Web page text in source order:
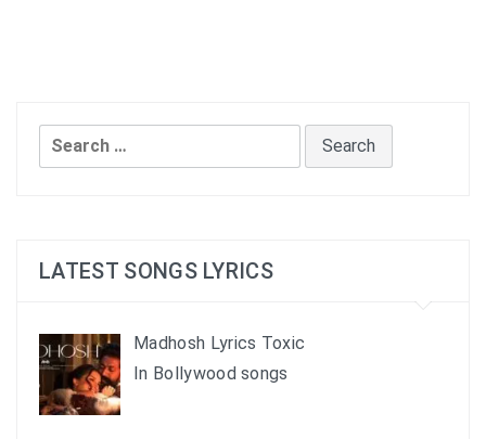
Search
for:
LATEST SONGS LYRICS
Madhosh Lyrics Toxic
In Bollywood songs